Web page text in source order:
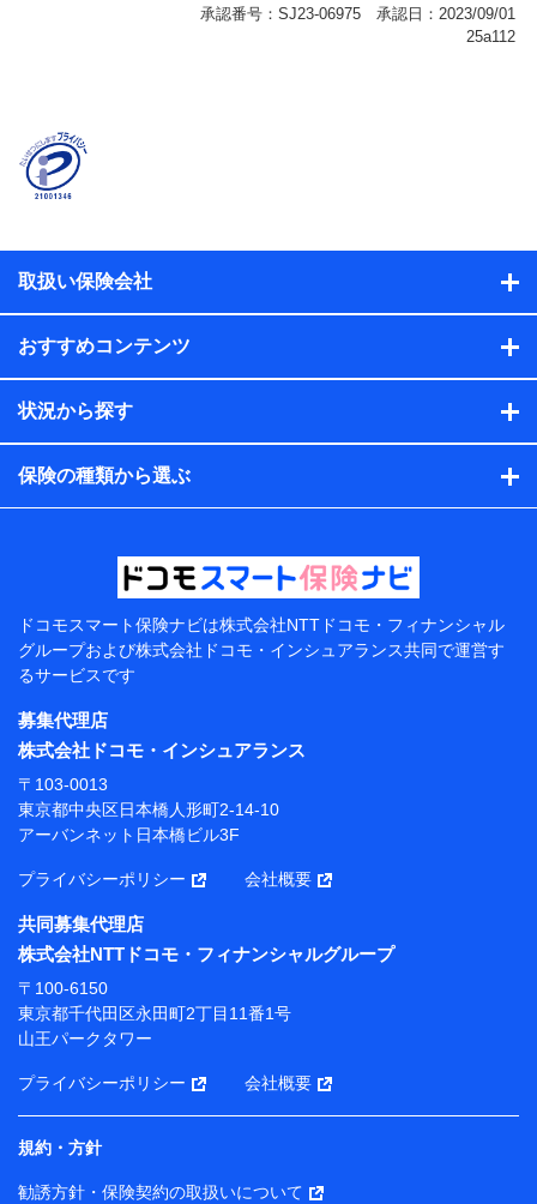
名、住所、生年月日、性別、保険契約者と被保険者の関
係、保険加入の目的、保険商品の内容、保険料、保険料
のお支払方法、車のメーカーや走行距離などの情報、建
ル内容や送信履歴の情報及び保険の更改案内等を提供し
保険契約情報
当社または株式会社NTTドコモ・フィナンシャルグルー
プが取得し、又は保有する保険契約に関する情報。例と
して、保険契約者及び被保険者の氏名、住所、生年月
日、性別、保険契約者と被保険者の関係、保険加入の目
的、保険商品の内容、保険料、保険料のお支払方法、車
のメーカーや走行距離などの情報、建物の構造や築年数
などの情報、ペットの種類や年齢などの情報などが含ま
提供当事者から受領当事者が個人データを取得する方法
電子的・電磁的方法等
【共同して利用する者の範囲】
当社
株式会社NTTドコモ・フィナンシャルグループ
【利用目的】
当社または株式会社NTTドコモ・フィナンシャルグルー
プが提供する保険関連サービスにおけるユーザー登録受
付および管理のため
当社または株式会社NTTドコモ・フィナンシャルグルー
携会社の保険その他に関する情報を提供するため、また
維持管理等の委託業務遂行のため、またそれらに付帯、
関連する当社または株式会社NTTドコモ・フィナンシャ
ルグループおよび提携会社のサービスを案内、提供する
ため
（各サービスで取得したサービス利用履歴、ウェブサイ
トの閲覧履歴、購買履歴、ご契約内容等のパーソナルデ
ータを分析して、お客さまの趣味・嗜好・傾向に応じた
サービス・商品等に関するご提案や広告の配信等を行う
ことがあります。）
各種セミナーの開催のため
コンサルティングサービスの実施のため
アンケートやキャンペーン等の実施のため
上記に係る案内・手続き・管理等付帯業務を行うため
取扱い保険会社
おすすめコンテンツ
状況から探す
保険の種類から選ぶ
ドコモスマート保険ナビは株式会社NTTドコモ・フィナンシャル
グループおよび株式会社ドコモ・インシュアランス共同で運営す
るサービスです
募集代理店
株式会社ドコモ・インシュアランス
〒103-0013
東京都中央区日本橋人形町2-14-10
アーバンネット日本橋ビル3F
プライバシーポリシー 会社概要
共同募集代理店
株式会社NTTドコモ・フィナンシャルグループ
〒100-6150
東京都千代田区永田町2丁目11番1号
山王パークタワー
プライバシーポリシー 会社概要
規約・方針
勧誘方針・保険契約の取扱いについて